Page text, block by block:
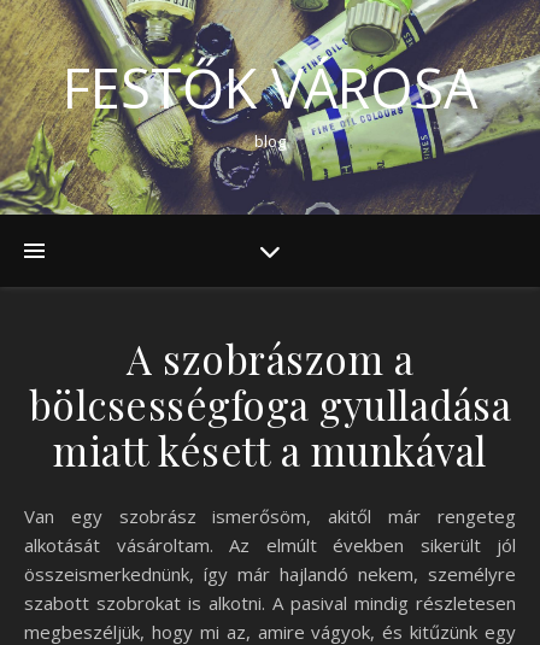
FESTŐK VÁROSA
blog
A szobrászom a
bölcsességfoga gyulladása
miatt késett a munkával
Van egy szobrász ismerősöm, akitől már rengeteg
alkotását vásároltam. Az elmúlt években sikerült jól
összeismerkednünk, így már hajlandó nekem, személyre
szabott szobrokat is alkotni. A pasival mindig részletesen
megbeszéljük, hogy mi az, amire vágyok, és kitűzünk egy